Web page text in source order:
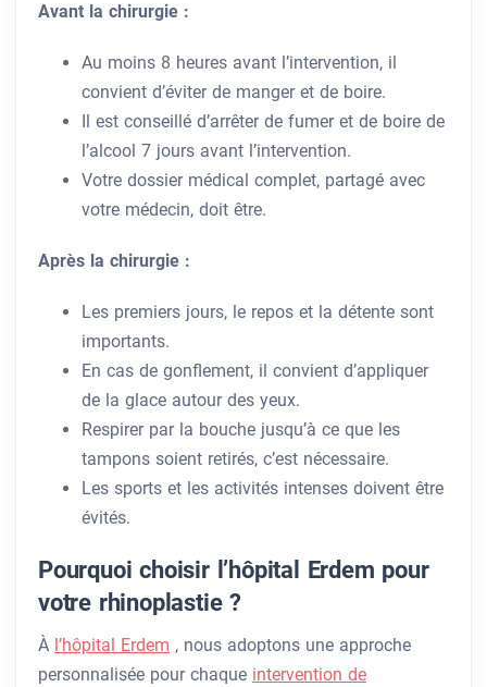
Avant la chirurgie :
Au moins 8 heures avant l’intervention, il
convient d’éviter de manger et de boire.
Il est conseillé d’arrêter de fumer et de boire de
l’alcool 7 jours avant l’intervention.
Votre dossier médical complet, partagé avec
votre médecin, doit être.
Après la chirurgie :
Les premiers jours, le repos et la détente sont
importants.
En cas de gonflement, il convient d’appliquer
de la glace autour des yeux.
Respirer par la bouche jusqu’à ce que les
tampons soient retirés, c’est nécessaire.
Les sports et les activités intenses doivent être
évités.
Pourquoi choisir l’hôpital Erdem pour
votre rhinoplastie ?
À l’hôpital Erdem , nous adoptons une approche
personnalisée pour chaque intervention de